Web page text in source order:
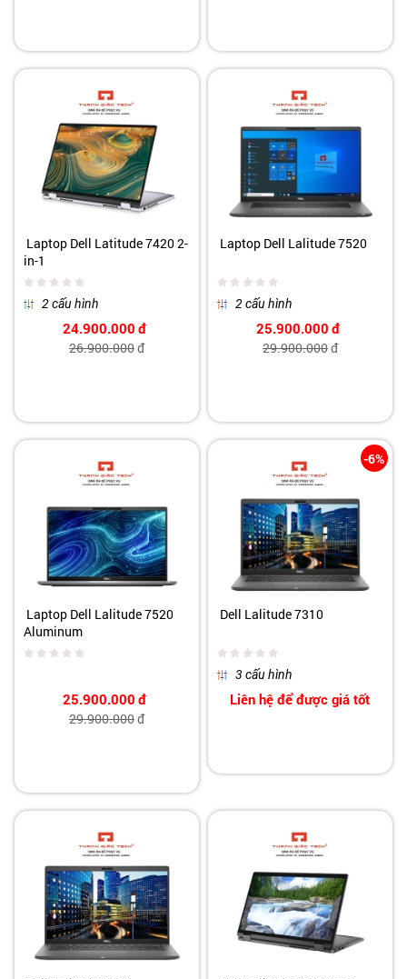
Laptop Dell Latitude 7420 2-
in-1
2 cấu hình
24.900.000 đ
26.900.000đ
Laptop Dell Lalitude 7520
2 cấu hình
25.900.000 đ
29.900.000đ
Laptop Dell Lalitude 7520
Aluminum
25.900.000 đ
29.900.000đ
-6%
Dell Lalitude 7310
3 cấu hình
Liên hệ để được giá tốt